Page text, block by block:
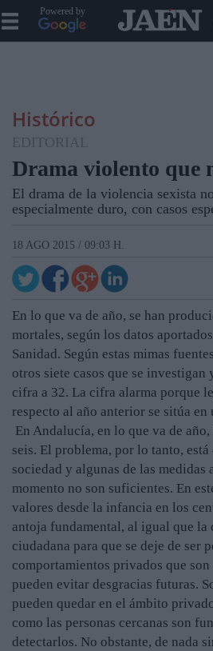
Powered by
Histórico
EDITORIAL
Drama violento que
El drama de la violencia sexista
especialmente duro, con casos
18 AGO 2015 / 09:03 H.
En lo que va de año, se han
mortales, según los datos
Sanidad. Según estas mimas
otros siete casos que se investigan
cifra a 32. La cifra alarma porque
respecto al año anterior se sitúa
En Andalucía, en lo que va de
seis. El problema, por lo tanto,
sociedad y algunas de las medidas
momento no son suficientes. En
valores desde la infancia en los
antoja fundamental, al igual que la
ciudadana para que se deje de ser
comportamientos privados que
pueden evitar desgracias futuras.
pueden quedar en el ámbito
como las personas cercanas son
detectarlos. No obstante, de nada